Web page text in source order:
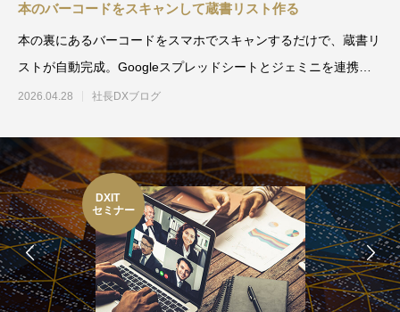
本のバーコードをスキャンして蔵書リスト作る
本の裏にあるバーコードをスマホでスキャンするだけで、蔵書リ
ストが自動完成。Googleスプレッドシートとジェミニを連携さ
せれば、ジャンル分け
2026.04.28 社長DXブログ
DXIT
セミナー